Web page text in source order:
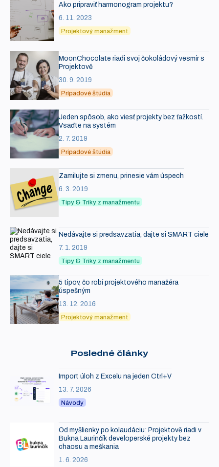
Ako pripraviť harmonogram projektu?
6. 11. 2023
Projektový manažment
MoonChocolate riadi svoj čokoládový vesmír s
Projektově
30. 9. 2019
Prípadové štúdia
Jeden spôsob, ako viesť projekty bez ťažkostí.
Vsaďte na systém
2. 7. 2019
Prípadové štúdia
Zamilujte si zmenu, prinesie vám úspech
6. 3. 2019
Tipy & Triky z manažmentu
Nedávajte si predsavzatia, dajte si SMART ciele
7. 1. 2019
Tipy & Triky z manažmentu
5 tipov, čo robí projektového manažéra
úspešným
13. 12. 2016
Projektový manažment
Posledné články
Import úloh z Excelu na jeden Ctrl+V
13. 7. 2026
Návody
Od myšlienky po kolaudáciu: Projektově riadi v
Bukna Laurinčík developerské projekty bez
chaosu a meškania
1. 6. 2026